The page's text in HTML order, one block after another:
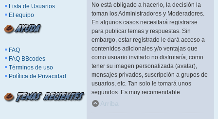
Lista de Usuarios
El equipo
FAQ
FAQ BBcodes
Términos de uso
Política de Privacidad
No está obligado a hacerlo, la decisión la
toman los Administradores y Moderadores.
En algunos casos necesitará registrarse
para publicar temas y respuestas. Sin
embargo, estar registrado le dará acceso a
contenidos adicionales y/o ventajas que
como usuario invitado no disfrutaría, como
tener su imagen personalizada (avatar),
mensajes privados, suscripción a grupos de
usuarios, etc. Tan solo le tomará unos
segundos. Es muy recomendable.
Arriba